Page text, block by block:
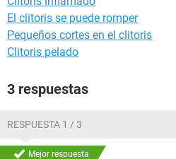
El clitoris se puede romper
Pequeños cortes en el clitoris
Clitoris pelado
3 respuestas
RESPUESTA 1 / 3
Mejor respuesta